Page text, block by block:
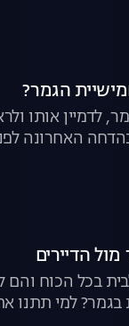
לדמיין אותו
האחרונה
לבית בכל הכוח
למי תתנו